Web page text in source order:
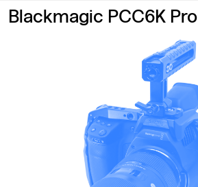
Blackmagic PCC6K Pro